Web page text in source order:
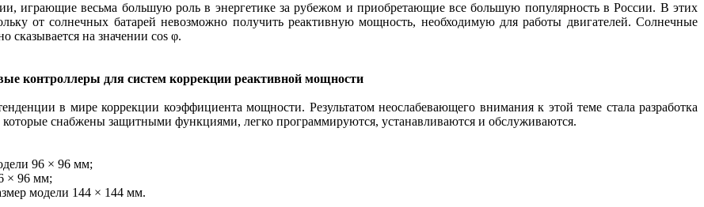
играющие весьма большую роль в энергетике за рубежом и приобретающие все большую популярность в России. В этих
от солнечных батарей невозможно получить реактивную мощность, необходимую для работы двигателей. Солнечные
сказывается на значении cos φ.
контроллеры для систем коррекции реактивной мощности
в мире коррекции коэффициента мощности. Результатом неослабевающего внимания к этой теме стала разработка
снабжены защитными функциями, легко программируются, устанавливаются и обслуживаются.
96 × 96 мм;
× 96 мм;
модели 144 × 144 мм.